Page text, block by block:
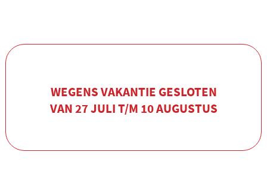
WEGENS VAKANTIE GESLOTEN
VAN 27 JULI T/M 10 AUGUSTUS